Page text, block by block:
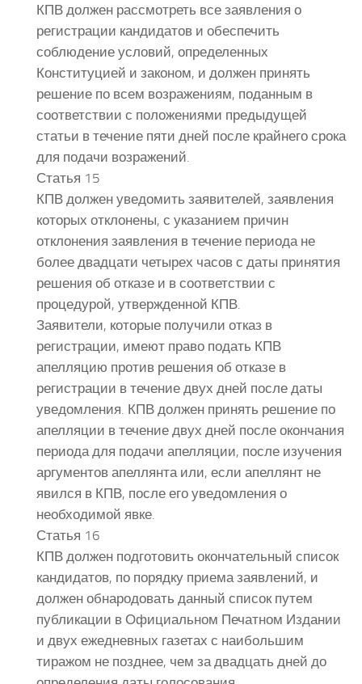
КПВ должен рассмотреть все заявления о
регистрации кандидатов и обеспечить
соблюдение условий, определенных
Конституцией и законом, и должен принять
решение по всем возражениям, поданным в
соответствии с положениями предыдущей
статьи в течение пяти дней после крайнего срока
для подачи возражений.
Статья 15
КПВ должен уведомить заявителей, заявления
которых отклонены, с указанием причин
отклонения заявления в течение периода не
более двадцати четырех часов с даты принятия
решения об отказе и в соответствии с
процедурой, утвержденной КПВ.
Заявители, которые получили отказ в
регистрации, имеют право подать КПВ
апелляцию против решения об отказе в
регистрации в течение двух дней после даты
уведомления. КПВ должен принять решение по
апелляции в течение двух дней после окончания
периода для подачи апелляции, после изучения
аргументов апеллянта или, если апеллянт не
явился в КПВ, после его уведомления о
необходимой явке.
Статья 16
КПВ должен подготовить окончательный список
кандидатов, по порядку приема заявлений, и
должен обнародовать данный список путем
публикации в Официальном Печатном Издании
и двух ежедневных газетах с наибольшим
тиражом не позднее, чем за двадцать дней до